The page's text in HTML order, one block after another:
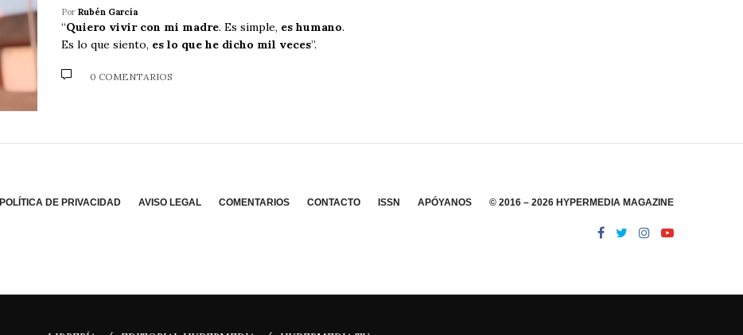
Por Rubén García
“Quiero vivir con mi madre. Es simple, es humano.
Es lo que siento, es lo que he dicho mil veces”.
0 COMENTARIOS
POLÍTICA DE PRIVACIDAD AVISO LEGAL COMENTARIOS CONTACTO ISSN APÓYANOS © 2016 – 2026 HYPERMEDIA MAGAZINE